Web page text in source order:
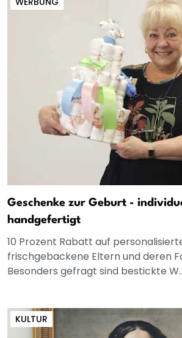
Geschenke zur Geburt -
handgefertigt
10 Prozent Rabatt auf
frischgebackene Eltern und deren
Besonders gefragt sind bestickte
KULTUR